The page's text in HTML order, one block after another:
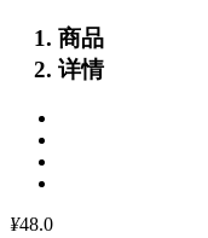
商品
详情
¥48.0